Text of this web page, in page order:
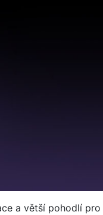
a větší pohodlí pro